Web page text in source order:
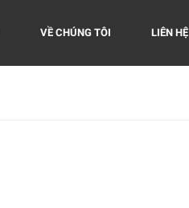
VỀ CHÚNG TÔI LIÊN HỆ